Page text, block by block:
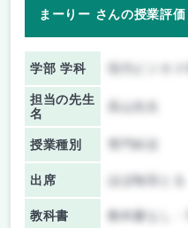
まーりー さんの授業評価
学部 学科
担当の先生
名
授業種別
出席 ほぼ毎回とる
教科書 教科書なし・